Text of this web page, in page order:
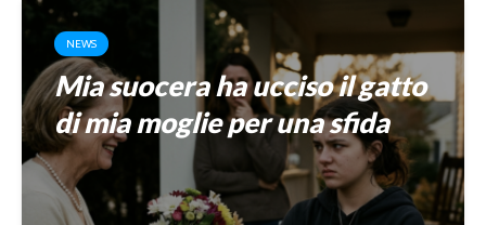
NEWS
Mia suocera ha ucciso il gatto
di mia moglie per una sfida